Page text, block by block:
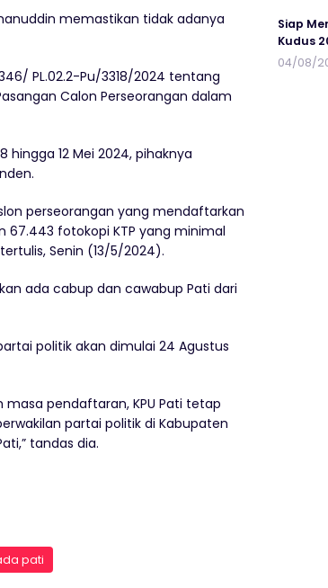
memastikan tidak adanya
PL.02.2-Pu/3318/2024 tentang
Calon Perseorangan dalam
12 Mei 2024, pihaknya
perseorangan yang mendaftarkan
67.443 fotokopi KTP yang minimal
Senin (13/5/2024).
ada cabup dan cawabup Pati dari
politik akan dimulai 24 Agustus
pendaftaran, KPU Pati tetap
partai politik di Kabupaten
tandas dia.
pati
Siap
Kudus
04/08/